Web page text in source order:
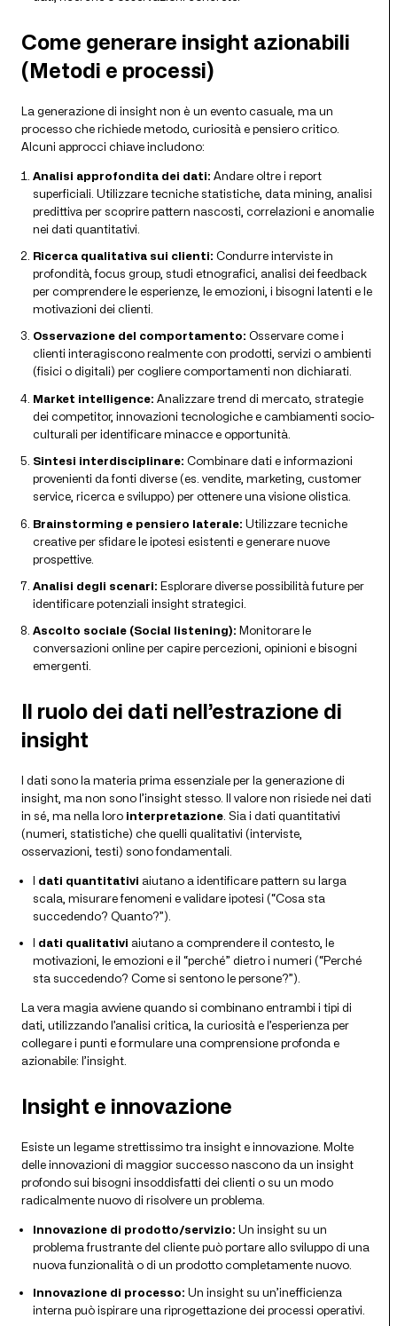
Come generare insight azionabili
(Metodi e processi)
La generazione di insight non è un evento casuale, ma un
processo che richiede metodo, curiosità e pensiero critico.
Alcuni approcci chiave includono:
Analisi approfondita dei dati: Andare oltre i report
superficiali. Utilizzare tecniche statistiche, data mining, analisi
predittiva per scoprire pattern nascosti, correlazioni e anomalie
nei dati quantitativi.
Ricerca qualitativa sui clienti: Condurre interviste in
profondità, focus group, studi etnografici, analisi dei feedback
per comprendere le esperienze, le emozioni, i bisogni latenti e le
motivazioni dei clienti.
Osservazione del comportamento: Osservare come i
clienti interagiscono realmente con prodotti, servizi o ambienti
(fisici o digitali) per cogliere comportamenti non dichiarati.
Market intelligence: Analizzare trend di mercato, strategie
dei competitor, innovazioni tecnologiche e cambiamenti socio-
culturali per identificare minacce e opportunità.
Sintesi interdisciplinare: Combinare dati e informazioni
provenienti da fonti diverse (es. vendite, marketing, customer
service, ricerca e sviluppo) per ottenere una visione olistica.
Brainstorming e pensiero laterale: Utilizzare tecniche
creative per sfidare le ipotesi esistenti e generare nuove
prospettive.
Analisi degli scenari: Esplorare diverse possibilità future per
identificare potenziali insight strategici.
Ascolto sociale (Social listening): Monitorare le
conversazioni online per capire percezioni, opinioni e bisogni
emergenti.
Il ruolo dei dati nell’estrazione di
insight
I dati sono la materia prima essenziale per la generazione di
insight, ma non sono l’insight stesso. Il valore non risiede nei dati
in sé, ma nella loro interpretazione . Sia i dati quantitativi
(numeri, statistiche) che quelli qualitativi (interviste,
osservazioni, testi) sono fondamentali.
I dati quantitativi aiutano a identificare pattern su larga
scala, misurare fenomeni e validare ipotesi (“Cosa sta
succedendo? Quanto?”).
I dati qualitativi aiutano a comprendere il contesto, le
motivazioni, le emozioni e il “perché” dietro i numeri (“Perché
sta succedendo? Come si sentono le persone?”).
La vera magia avviene quando si combinano entrambi i tipi di
dati, utilizzando l’analisi critica, la curiosità e l’esperienza per
collegare i punti e formulare una comprensione profonda e
azionabile: l’insight.
Insight e innovazione
Esiste un legame strettissimo tra insight e innovazione. Molte
delle innovazioni di maggior successo nascono da un insight
profondo sui bisogni insoddisfatti dei clienti o su un modo
radicalmente nuovo di risolvere un problema.
Innovazione di prodotto/servizio: Un insight su un
problema frustrante del cliente può portare allo sviluppo di una
nuova funzionalità o di un prodotto completamente nuovo.
Innovazione di processo: Un insight su un’inefficienza
interna può ispirare una riprogettazione dei processi operativi.